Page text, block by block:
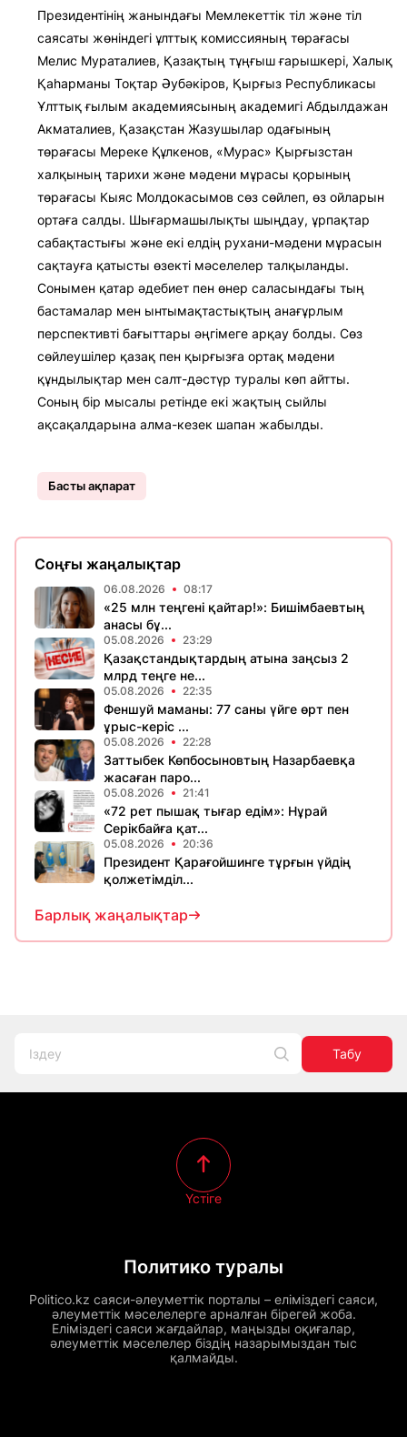
Президентінің жанындағы Мемлекеттік тіл және тіл
саясаты жөніндегі ұлттық комиссияның төрағасы
Мелис Мураталиев, Қазақтың тұңғыш ғарышкері, Халық
Қаһарманы Тоқтар Әубәкіров, Қырғыз Республикасы
Ұлттық ғылым академиясының академигі Абдылдажан
Акматалиев, Қазақстан Жазушылар одағының
төрағасы Мереке Құлкенов, «Мурас» Қырғызстан
халқының тарихи және мәдени мұрасы қорының
төрағасы Кыяс Молдокасымов сөз сөйлеп, өз ойларын
ортаға салды. Шығармашылықты шыңдау, ұрпақтар
сабақтастығы және екі елдің рухани-мәдени мұрасын
сақтауға қатысты өзекті мәселелер талқыланды.
Сонымен қатар әдебиет пен өнер саласындағы тың
бастамалар мен ынтымақтастықтың анағұрлым
перспективті бағыттары әңгімеге арқау болды. Сөз
сөйлеушілер қазақ пен қырғызға ортақ мәдени
құндылықтар мен салт-дәстүр туралы көп айтты.
Соның бір мысалы ретінде екі жақтың сыйлы
ақсақалдарына алма-кезек шапан жабылды.
Басты ақпарат
Соңғы жаңалықтар
06.08.2026 08:17
«25 млн теңгені қайтар!»: Бишімбаевтың
анасы бұ...
05.08.2026 23:29
Қазақстандықтардың атына заңсыз 2
млрд теңге не...
05.08.2026 22:35
Феншуй маманы: 77 саны үйге өрт пен
ұрыс-керіс ...
05.08.2026 22:28
Заттыбек Көпбосыновтың Назарбаевқа
жасаған паро...
05.08.2026 21:41
«72 рет пышақ тығар едім»: Нұрай
Серікбайға қат...
05.08.2026 20:36
Президент Қарағойшинге тұрғын үйдің
қолжетімділ...
Барлық жаңалықтар
Табу
Политико туралы
Politico.kz саяси-әлеуметтік порталы – еліміздегі саяси,
әлеуметтік мәселелерге арналған бірегей жоба.
Еліміздегі саяси жағдайлар, маңызды оқиғалар,
әлеуметтік мәселелер біздің назарымыздан тыс
қалмайды.
Үстіге